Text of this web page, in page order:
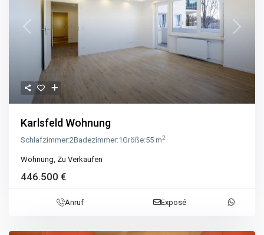
Previous Next
Karlsfeld Wohnung
Schlafzimmer:2Badezimmer:1Größe:55 m2
Wohnung Zu Verkaufen
446.500 €
Anruf Exposé